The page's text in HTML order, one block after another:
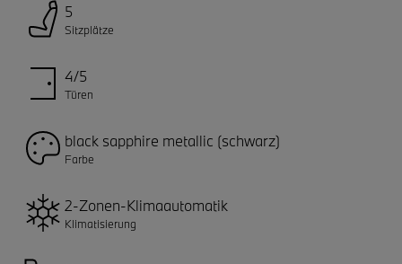
5
Sitzplätze
4/5
Türen
black sapphire metallic (schwarz)
Farbe
2-Zonen-Klimaautomatik
Klimatisierung